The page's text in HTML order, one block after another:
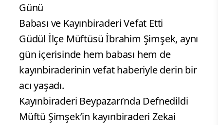
Günü
Babası ve Kayınbiraderi Vefat Etti
Güdül İlçe Müftüsü İbrahim Şimşek, aynı
gün içerisinde hem babası hem de
kayınbiraderinin vefat haberiyle derin bir
acı yaşadı.
Kayınbiraderi Beypazarı’nda Defnedildi
Müftü Şimşek’in kayınbiraderi Zekai